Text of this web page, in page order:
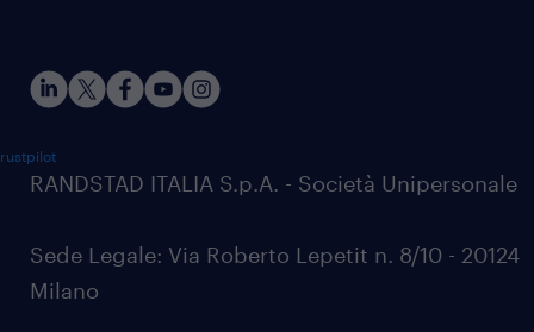
RANDSTAD ITALIA S.p.A. - Società Unipersonale
Sede Legale: Via Roberto Lepetit n. 8/10 - 20124
Milano